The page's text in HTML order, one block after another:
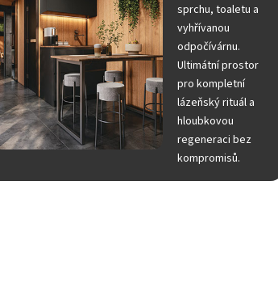
sprchu, toaletu a
vyhřívanou
odpočívárnu.
Ultimátní prostor
pro kompletní
lázeňský rituál a
hloubkovou
regeneraci bez
kompromisů.